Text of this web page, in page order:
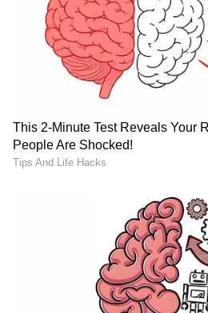
പ്രസംഗത്തിനിടെ
സഭയിൽ ഗുരുതര
പ്രോട്ടോക്കോൾ ലംഘനം
ചൂണ്ടിക്കാട്ടി പ്രതിപക്ഷ
നേതാവ് പിണറായി
ഡിജിപി സഭയിൽ,
വിവാദം
?
'ഇനി ഇവർക്കെല്ലാം വിട!
ആശ്വാസവും'; മുഖ്യമന്ത്രി
സ്ഥാനം നഷ്ടമായ
നേതാക്കൾക്കെതിരെ
രാജീവ് ചന്ദ്രശേഖർ